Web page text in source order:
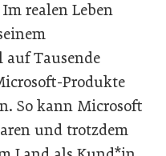
realen Leben
Tausende
Produkte
So kann Microsoft
und trotzdem